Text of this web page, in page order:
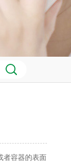
者容器的表面